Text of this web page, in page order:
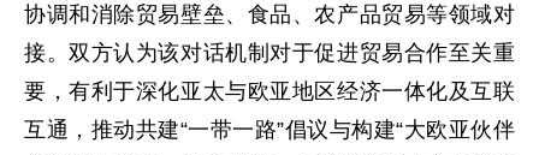
协调和消除贸易壁垒、食品、农产品贸易等领域对
接。双方认为该对话机制对于促进贸易合作至关重
要，有利于深化亚太与欧亚地区经济一体化及互联
互通，推动共建“一带一路”倡议与构建“大欧亚伙伴